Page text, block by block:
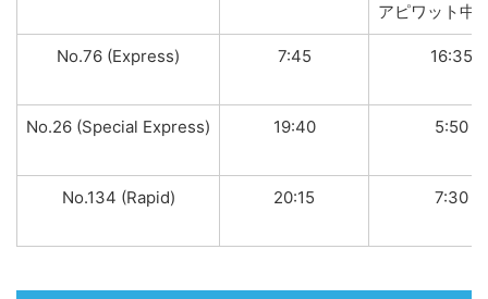
アピワット中
No.76 (Express) 7:45 16:35
No.26 (Special Express) 19:40 5:50
No.134 (Rapid) 20:15 7:30